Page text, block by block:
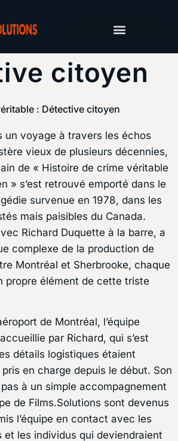
citoyen
: Détective citoyen
un voyage à travers les échos
vieux de plusieurs décennies,
de « Histoire de crime véritable
» s’est retrouvé emporté dans le
survenue en 1978, dans les
mais paisibles du Canada.
Richard Duquette à la barre, a
complexe de la production de
Montréal et Sherbrooke, chaque
propre élément de cette triste
de Montréal, l’équipe
par Richard, qui s’est
détails logistiques étaient
en charge depuis le début. Son
à un simple accompagnement
de Films.Solutions sont devenus
l’équipe en contact avec les
et les individus qui deviendraient